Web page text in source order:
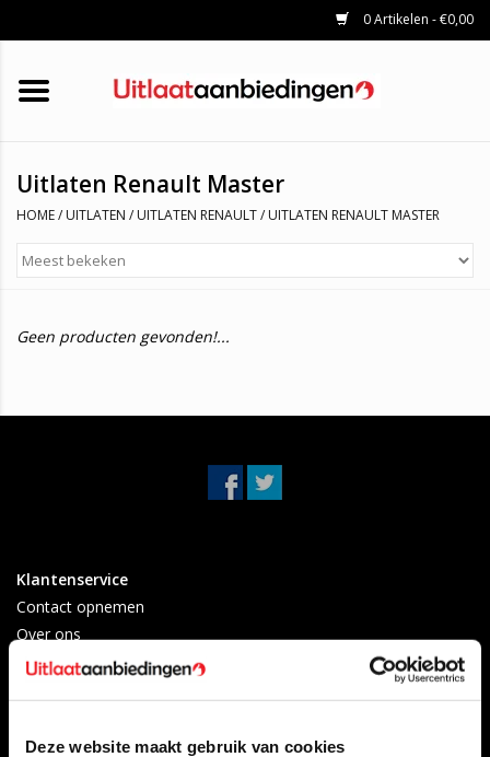
Deze website maakt gebruik van cookies
0 Artikelen - €0,00
HOME
KATALYSATOREN
UNIVERSELE UITLAATDELEN
Uitlaten Renault Master
HOME/ UITLATEN / UITLATEN RENAULT/ UITLATEN RENAULT MASTER
Geen producten gevonden!...
Klantenservice
Contact opnemen
Over ons
Betaalmethoden
Privacy Policy